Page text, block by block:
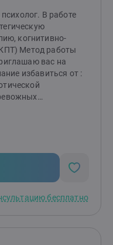
В работе
когнитивно-
Метод работы
вас на
избавиться от :
ситуациях, в
улучшить
государственную
бесплатно